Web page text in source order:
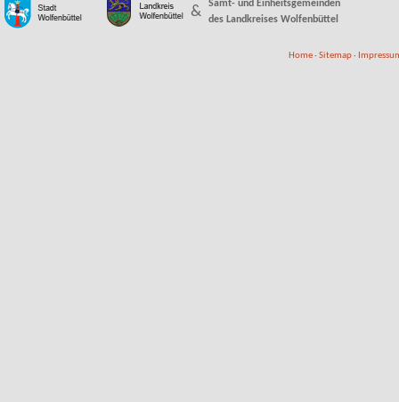
&
Samt- und Einheitsgemeinden
des Landkreises Wolfenbüttel
Home · Sitemap ·